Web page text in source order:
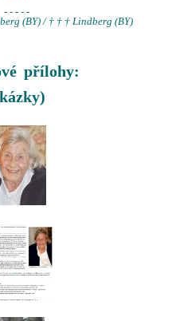
- - - - -
(BY) / † † † Lindberg (BY)
přílohy: